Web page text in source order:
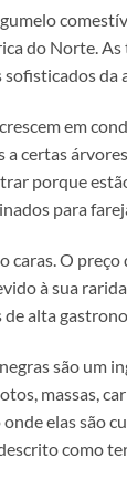
do Norte.
sofisticados da
em
certas
porque
para
caras. O
à sua
alta
são um
massas,
elas são
como